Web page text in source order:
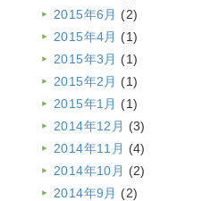
2015年6月 (2)
2015年4月 (1)
2015年3月 (1)
2015年2月 (1)
2015年1月 (1)
2014年12月 (3)
2014年11月 (4)
2014年10月 (2)
2014年9月 (2)